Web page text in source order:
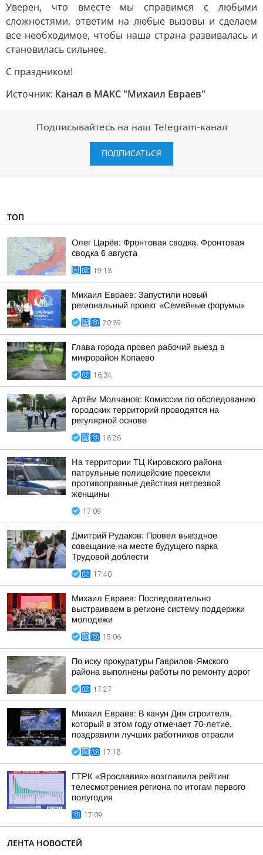
Уверен, что вместе мы справимся с любыми
сложностями, ответим на любые вызовы и сделаем
все необходимое, чтобы наша страна развивалась и
становилась сильнее.
С праздником!
Источник: Канал в МАКС "Михаил Евраев"
Подписывайтесь на наш Telegram-канал
ПОДПИСАТЬСЯ
ТОП
Олег Царёв: Фронтовая сводка. Фронтовая
сводка 6 августа
19:13
Михаил Евраев: Запустили новый
региональный проект «Семейные форумы»
20:39
Глава города провел рабочий выезд в
микрорайон Копаево
16:34
Артём Молчанов: Комиссии по обследованию
городских территорий проводятся на
регулярной основе
16:26
На территории ТЦ Кировского района
патрульные полицейские пресекли
противоправные действия нетрезвой
женщины
17:09
Дмитрий Рудаков: Провел выездное
совещание на месте будущего парка
Трудовой доблести
17:40
Михаил Евраев: Последовательно
выстраиваем в регионе систему поддержки
молодежи
15:06
По иску прокуратуры Гаврилов-Ямского
района выполнены работы по ремонту дорог
17:27
Михаил Евраев: В канун Дня строителя,
который в этом году отмечает 70-летие,
поздравили лучших работников отрасли
17:18
ГТРК «Ярославия» возглавила рейтинг
телесмотрениея региона по итогам первого
полугодия
17:09
ЛЕНТА НОВОСТЕЙ